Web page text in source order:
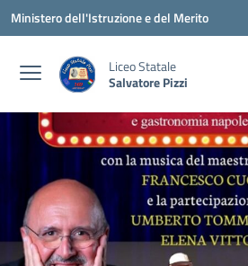
Vai ai contenuti
Vai al menu di navigazione
Vai al footer
Ministero dell'Istruzione e del Merito
Liceo Statale
Salvatore Pizzi